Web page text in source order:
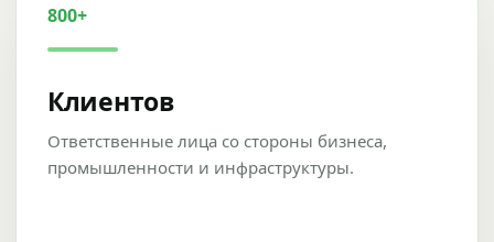
800+
Клиентов
Ответственные лица со стороны бизнеса,
промышленности и инфраструктуры.